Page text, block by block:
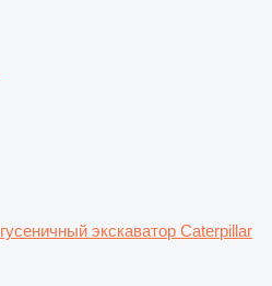
гусеничный экскаватор Caterpillar